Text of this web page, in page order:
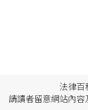
法律百
請讀者留意網站內